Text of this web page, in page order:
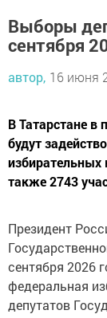
Выборы
сентября
автор, 16 июня
В Татарстане в
будут
также 2743
Президент
сентября 2026
федеральная
депутатов